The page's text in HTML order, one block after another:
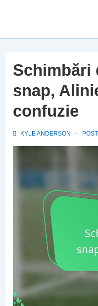
Schimbări
snap,
confuzie
KYLE ANDERSON